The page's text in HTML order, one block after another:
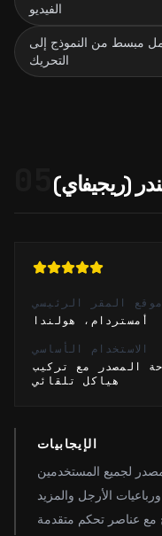
الفيديو
مبسط من النموذج إلى
التحريك
(ريجيفاي)
موقع المقر الرئيسي
أمستردام، هولندا
الاستخدام الأساسي
المصدر مع تركيب
هياكل تلقائي
الإيجابيات
لجميع المستخدمين
الأرجل والمزيد
مع عناصر تحكم متقدمة